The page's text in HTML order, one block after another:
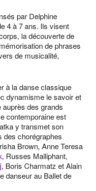
par Delphine
4 à 7 ans. Ils visent
la découverte de
de phrases
de musicalité,
à la danse classique
dynamisme le savoir et
auprès des grands
contemporaine est
y transmet son
des chorégraphes
Brown, Anne Teresa
, Russes Malliphant,
, Boris Charmatz et Alain
danseur au Ballet de